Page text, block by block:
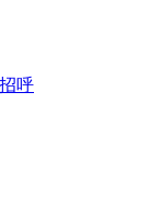
呼